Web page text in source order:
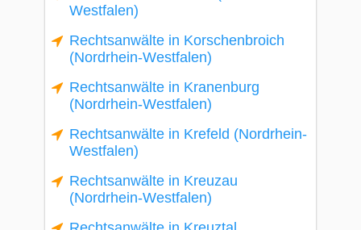
Westfalen)
Rechtsanwälte in Korschenbroich
(Nordrhein-Westfalen)
Rechtsanwälte in Kranenburg
(Nordrhein-Westfalen)
Rechtsanwälte in Krefeld (Nordrhein-
Westfalen)
Rechtsanwälte in Kreuzau
(Nordrhein-Westfalen)